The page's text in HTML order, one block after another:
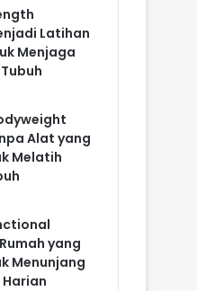
Latihan
Menjaga
Alat yang
Melatih
yang
Menunjang